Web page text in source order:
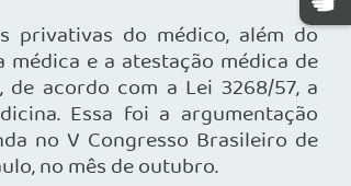
privativas do médico, além do
e a atestação médica de
de acordo com a Lei 3268/57, a
Essa foi a argumentação
no V Congresso Brasileiro de
no mês de outubro.